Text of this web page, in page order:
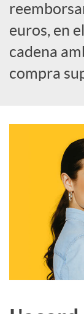
a
l
euros, en
cadena
compra